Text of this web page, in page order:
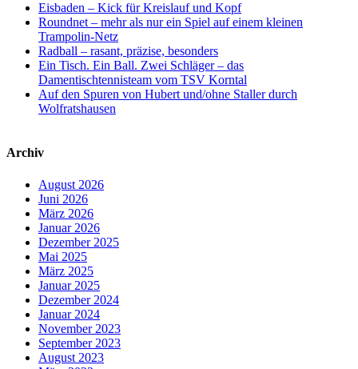
Eisbaden – Kick für Kreislauf und Kopf
Roundnet – mehr als nur ein Spiel auf einem kleinen
Trampolin-Netz
Radball – rasant, präzise, besonders
Ein Tisch. Ein Ball. Zwei Schläger – das
Damentischtennisteam vom TSV Korntal
Auf den Spuren von Hubert und/ohne Staller durch
Wolfratshausen
Archiv
August 2026
Juni 2026
März 2026
Januar 2026
Dezember 2025
Mai 2025
März 2025
Januar 2025
Dezember 2024
Januar 2024
November 2023
September 2023
August 2023